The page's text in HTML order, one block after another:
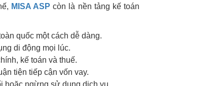
MISA ASP còn là nền tảng kế toán
quốc một cách dễ dàng.
di động mọi lúc.
kế toán và thuế.
tiện tiếp cận vốn vay.
hoặc ngừng sử dụng dịch vụ.